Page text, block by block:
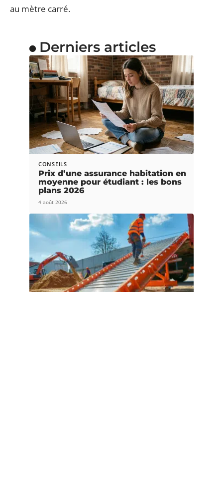
au mètre carré.
Derniers articles
CONSEILS
Prix d’une assurance habitation en
moyenne pour étudiant : les bons
plans 2026
4 août 2026